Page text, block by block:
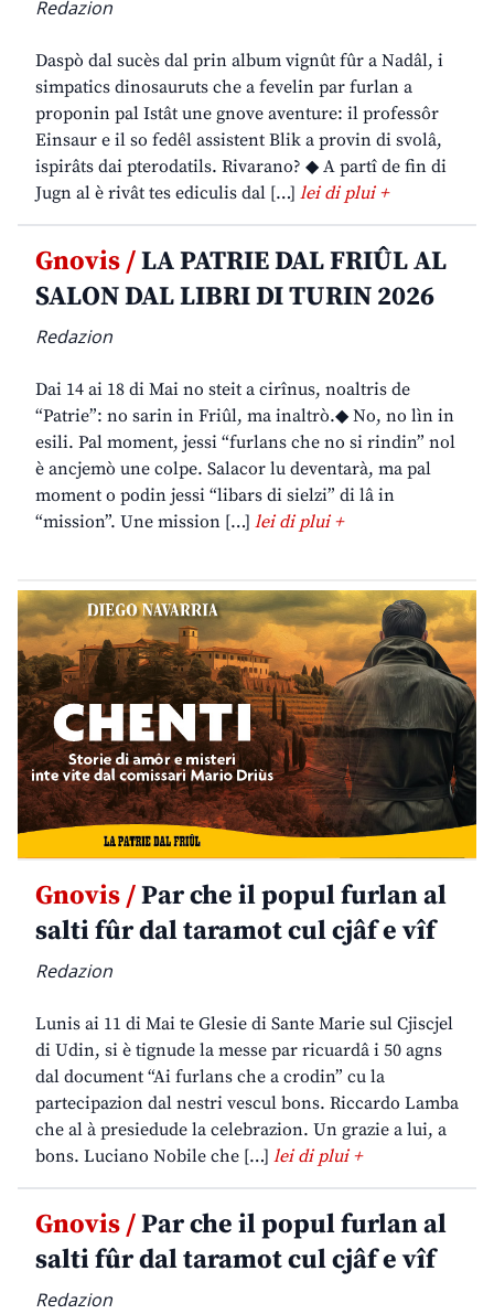
Redazion
Daspò dal sucès dal prin album vignût fûr a Nadâl, i
simpatics dinosauruts che a fevelin par furlan a
proponin pal Istât une gnove aventure: il professôr
Einsaur e il so fedêl assistent Blik a provin di svolâ,
ispirâts dai pterodatils. Rivarano? ◆ A partî de fin di
Jugn al è rivât tes ediculis dal […] lei di plui +
Gnovis /LA PATRIE DAL FRIÛL AL
SALON DAL LIBRI DI TURIN 2026
Redazion
Dai 14 ai 18 di Mai no steit a cirînus, noaltris de
“Patrie”: no sarin in Friûl, ma inaltrò.◆ No, no lìn in
esili. Pal moment, jessi “furlans che no si rindin” nol
è ancjemò une colpe. Salacor lu deventarà, ma pal
moment o podin jessi “libars di sielzi” di lâ in
“mission”. Une mission […] lei di plui +
Gnovis /Par che il popul furlan al
salti fûr dal taramot cul cjâf e vîf
Redazion
Lunis ai 11 di Mai te Glesie di Sante Marie sul Cjiscjel
di Udin, si è tignude la messe par ricuardâ i 50 agns
dal document “Ai furlans che a crodin” cu la
partecipazion dal nestri vescul bons. Riccardo Lamba
che al à presiedude la celebrazion. Un grazie a lui, a
bons. Luciano Nobile che […] lei di plui +
Gnovis /Par che il popul furlan al
salti fûr dal taramot cul cjâf e vîf
Redazion